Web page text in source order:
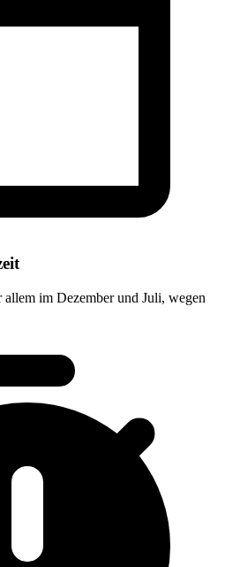
allem im Dezember und Juli, wegen